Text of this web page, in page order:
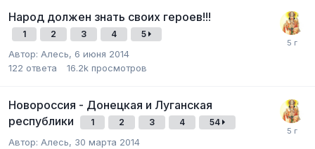
Народ должен знать своих героев!!!
1 2 3 4 5
Автор: Алесь, 6 июня 2014
122 ответа 16.2k просмотров
Новороссия - Донецкая и Луганская
республики
1 2 3 4 54
Автор: Алесь, 30 марта 2014